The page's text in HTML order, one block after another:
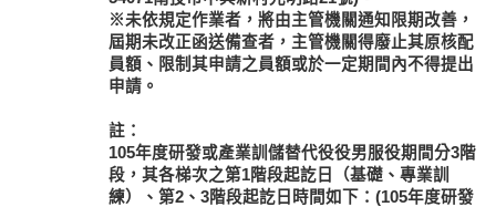
※未依規定作業者，將由主管機關通知限期改善，
屆期未改正函送備查者，主管機關得廢止其原核配
員額、限制其申請之員額或於一定期間內不得提出
申請。
註：
105年度研發或產業訓儲替代役役男服役期間分3階
段，其各梯次之第1階段起訖日（基礎、專業訓
練）、第2、3階段起訖日時間如下：(105年度研發